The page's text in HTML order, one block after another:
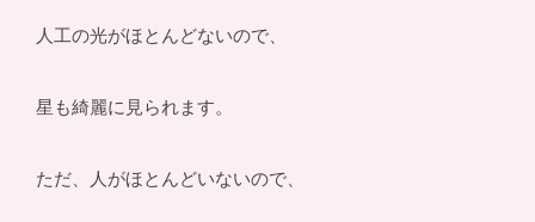
人工の光がほとんどないので、
星も綺麗に見られます。
ただ、人がほとんどいないので、